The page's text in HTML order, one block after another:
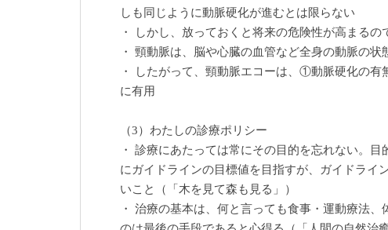
しも同じように動脈硬化が進むとは限らない
・ しかし、放っておくと将来の危険性が高まる
・ 頸動脈は、脳や心臓の血管など全身の動脈の状
・ したがって、頸動脈エコーは、①動脈硬化の
に有用
（3）わたしの診療ポリシー
・ 診療にあたっては常にその目的を忘れない。
にガイドラインの目標値を目指すが、ガイドライ
いこと（「木を見て森も見る」）
・ 治療の基本は、何と言っても食事・運動療法